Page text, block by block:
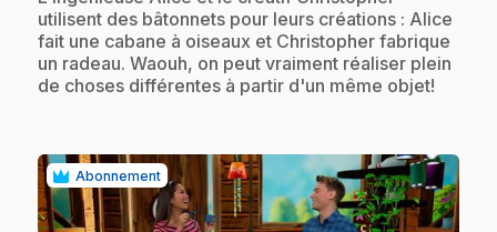
utilisent des bâtonnets pour leurs créations : Alice
fait une cabane à oiseaux et Christopher fabrique
un radeau. Waouh, on peut vraiment réaliser plein
de choses différentes à partir d'un même objet!
Abonnement